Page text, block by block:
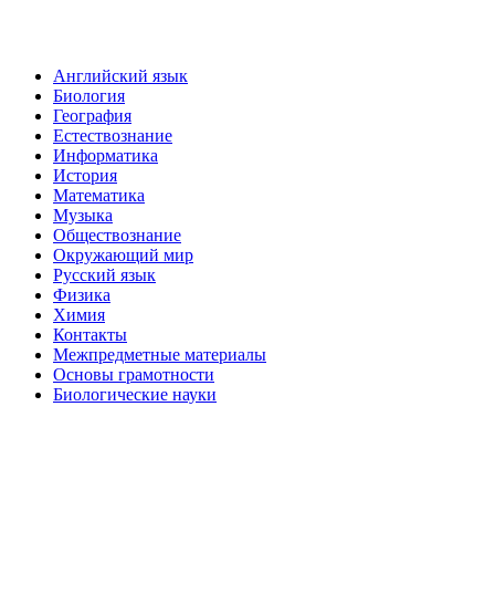
Английский язык
Биология
География
Естествознание
Информатика
История
Математика
Музыка
Обществознание
Окружающий мир
Русский язык
Физика
Химия
Контакты
Межпредметные материалы
Основы грамотности
Биологические науки